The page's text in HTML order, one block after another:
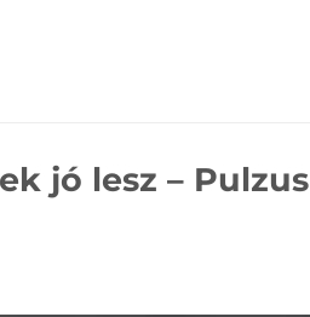
jó lesz – Pulzus